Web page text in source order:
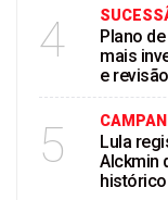
4
Plano
mais
e
5
Lula
Alckmin
histórico